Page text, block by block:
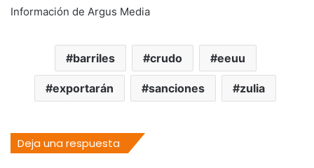
Información de Argus Media
barriles crudo eeuu
exportarán sanciones zulia
Deja una respuesta